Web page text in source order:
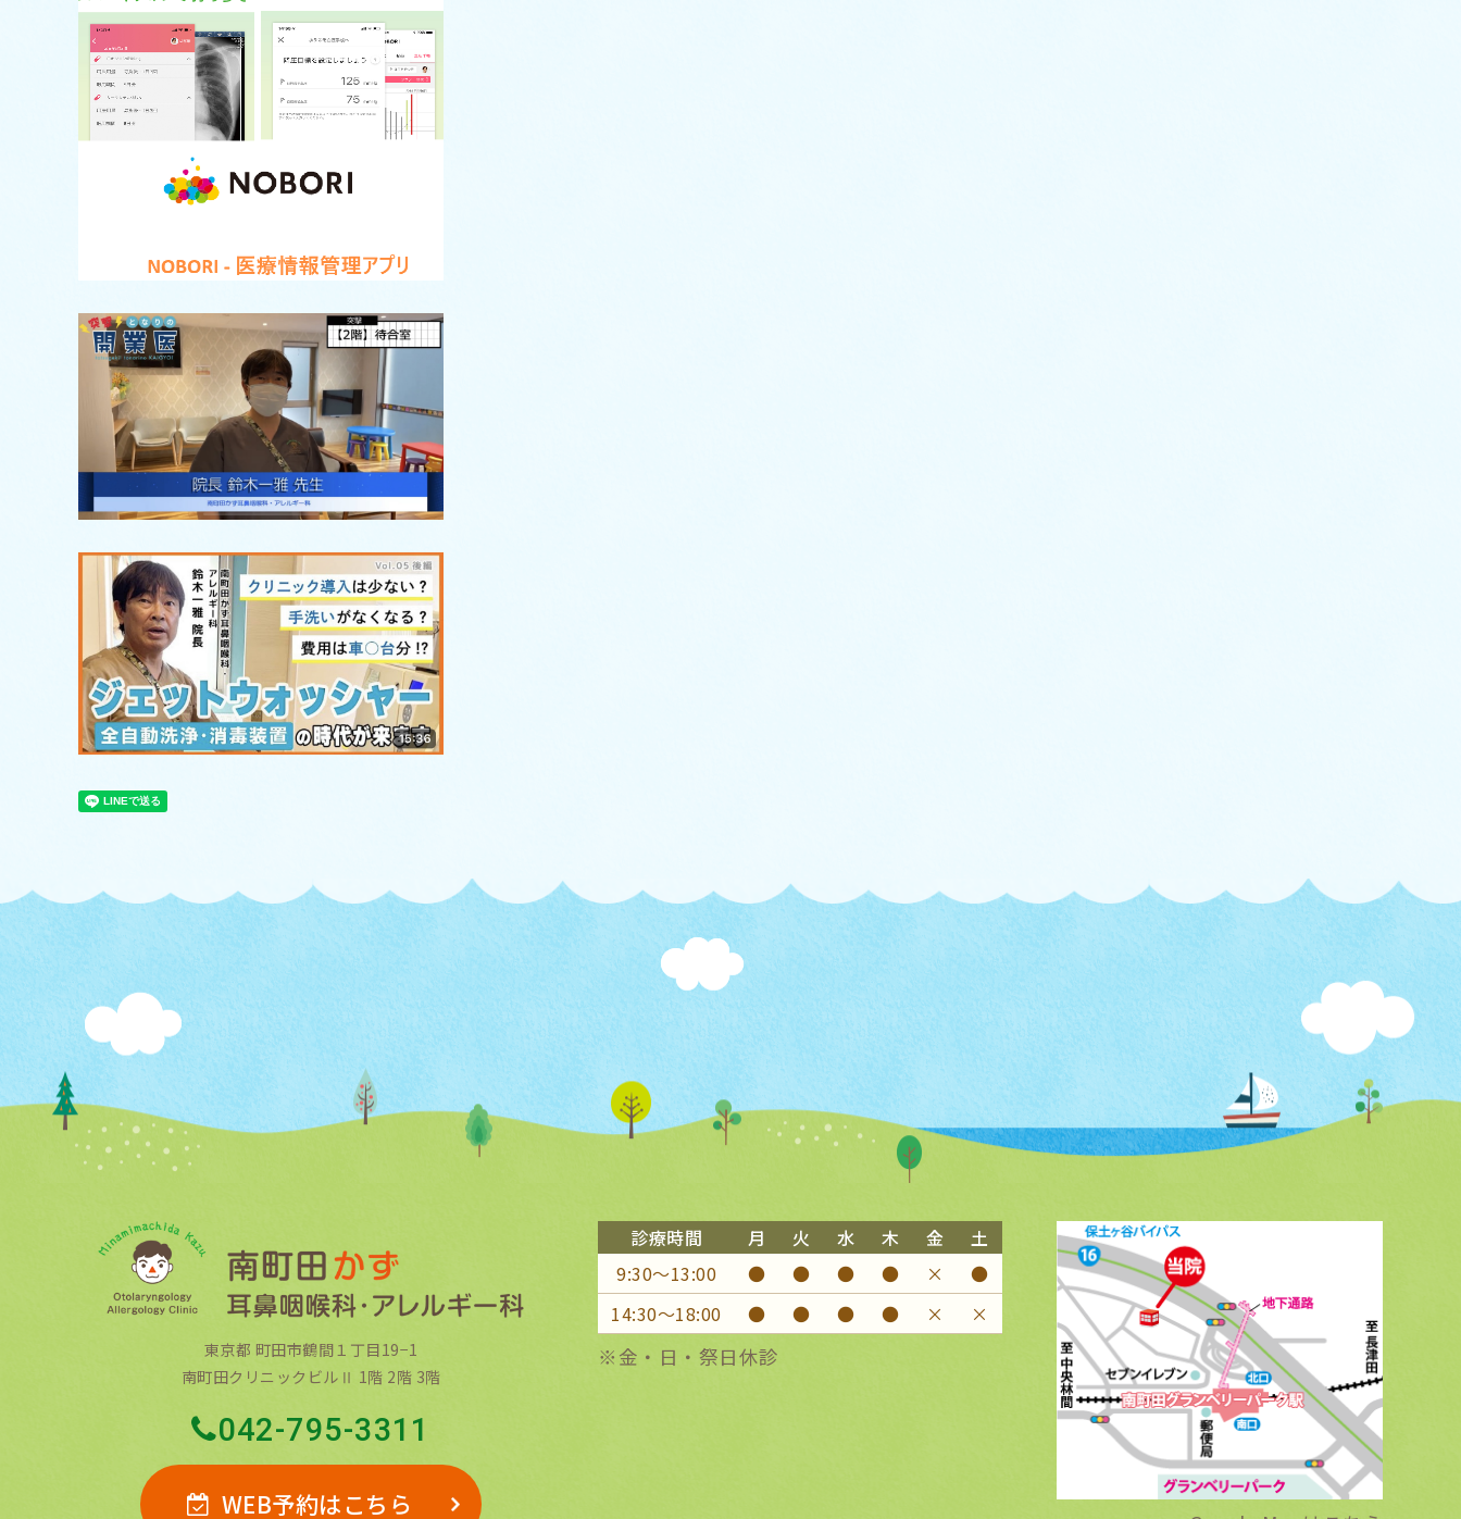
東京都 町田市鶴間１丁目19−1
南町田クリニックビルⅡ 1階 2階 3階
042-795-3311
WEB予約はこちら
診療時間 月 火 水 木 金
土
9:30〜13:00
● ● ● ● ×
●
14:30〜18:00
● ● ● ● × ×
※金・日・祭日休診